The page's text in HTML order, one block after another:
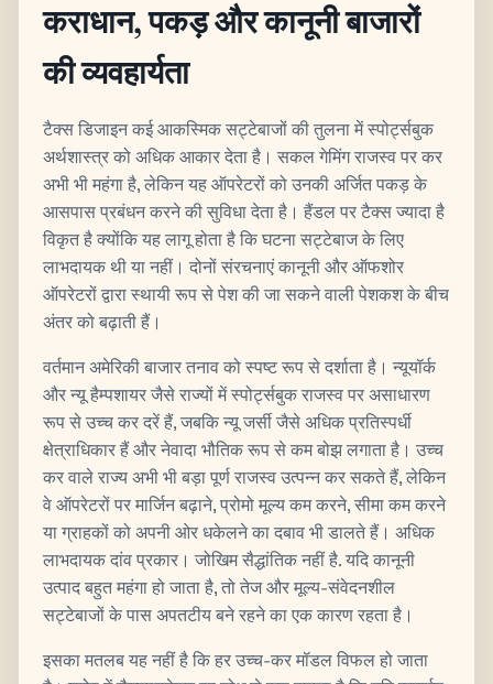
कराधान, पकड़ और कानूनी बाजारों
की व्यवहार्यता
टैक्स डिजाइन कई आकस्मिक सट्टेबाजों की तुलना में स्पोर्ट्सबुक
अर्थशास्त्र को अधिक आकार देता है। सकल गेमिंग राजस्व पर कर
अभी भी महंगा है, लेकिन यह ऑपरेटरों को उनकी अर्जित पकड़ के
आसपास प्रबंधन करने की सुविधा देता है। हैंडल पर टैक्स ज्यादा है
विकृत है क्योंकि यह लागू होता है कि घटना सट्टेबाज के लिए
लाभदायक थी या नहीं। दोनों संरचनाएं कानूनी और ऑफशोर
ऑपरेटरों द्वारा स्थायी रूप से पेश की जा सकने वाली पेशकश के बीच
अंतर को बढ़ाती हैं।
वर्तमान अमेरिकी बाजार तनाव को स्पष्ट रूप से दर्शाता है। न्यूयॉर्क
और न्यू हैम्पशायर जैसे राज्यों में स्पोर्ट्सबुक राजस्व पर असाधारण
रूप से उच्च कर दरें हैं, जबकि न्यू जर्सी जैसे अधिक प्रतिस्पर्धी
क्षेत्राधिकार हैं और नेवादा भौतिक रूप से कम बोझ लगाता है। उच्च
कर वाले राज्य अभी भी बड़ा पूर्ण राजस्व उत्पन्न कर सकते हैं, लेकिन
वे ऑपरेटरों पर मार्जिन बढ़ाने, प्रोमो मूल्य कम करने, सीमा कम करने
या ग्राहकों को अपनी ओर धकेलने का दबाव भी डालते हैं। अधिक
लाभदायक दांव प्रकार। जोखिम सैद्धांतिक नहीं है. यदि कानूनी
उत्पाद बहुत महंगा हो जाता है, तो तेज और मूल्य-संवेदनशील
सट्टेबाजों के पास अपतटीय बने रहने का एक कारण रहता है।
इसका मतलब यह नहीं है कि हर उच्च-कर मॉडल विफल हो जाता